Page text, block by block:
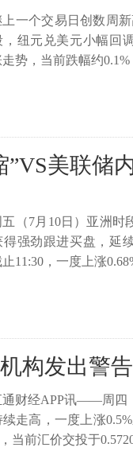
上一个交易日创数周
，纽元兑美元小幅回
势，当前跌幅约
美联储
五（7月10日）亚洲时
得强劲跟进买盘，延
11:30，一度上涨
构发出警
通财经APP讯——周四
续走高，一度上涨
当前汇价交投于